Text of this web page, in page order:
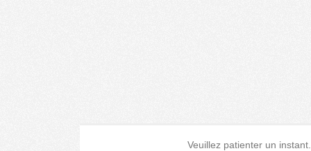
Veuillez patienter un